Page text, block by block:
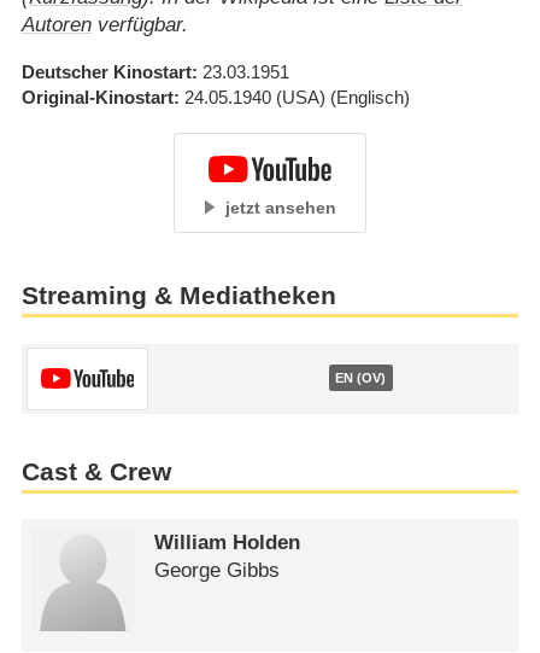
Autorenverfügbar.
Deutscher Kinostart 23.03.1951
Original-Kinostart 24.05.1940 (USA) (Englisch)
jetzt ansehen
Streaming & Mediatheken
EN (OV)
Cast & Crew
William Holden
George Gibbs